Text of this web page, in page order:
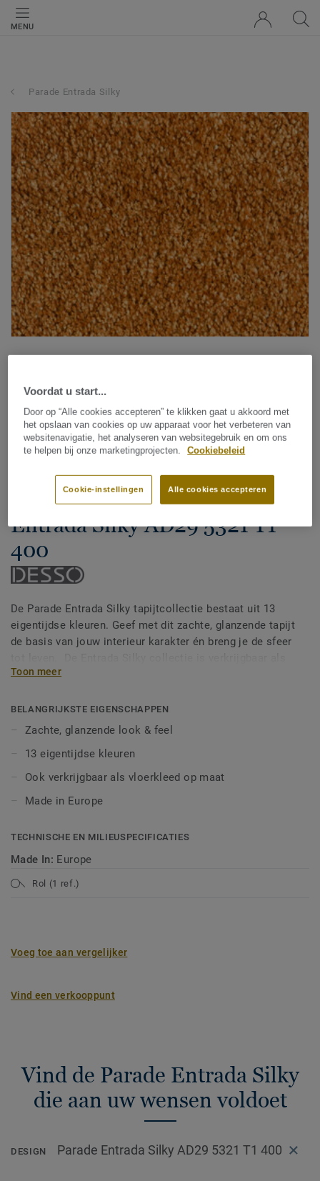
MENU
Parade Entrada Silky
Bekijk alle designs (13)
Kamerbreed tapijt|Vloerkleden op maat
Parade Entrada Silky - Parade
Entrada Silky AD29 5321 T1
400
De Parade Entrada Silky tapijtcollectie bestaat uit 13
eigentijdse kleuren. Geef met dit zachte, glanzende tapijt
de basis van jouw interieur karakter én breng je de sfeer
kamerbreed tapijt en vloerkleed op maat.
Toon meer
BELANGRIJKSTE EIGENSCHAPPEN
Zachte, glanzende look & feel
13 eigentijdse kleuren
Ook verkrijgbaar als vloerkleed op maat
Made in Europe
TECHNISCHE EN MILIEUSPECIFICATIES
Made In: Europe
Rol (1 ref.)
Voeg toe aan vergelijker
Vind een verkooppunt
Vind de Parade Entrada Silky
die aan uw wensen voldoet
DESIGN Parade Entrada Silky AD29 5321 T1 400
Voordat u start...
Door op “Alle cookies accepteren” te klikken gaat u akkoord met
het opslaan van cookies op uw apparaat voor het verbeteren van
websitenavigatie, het analyseren van websitegebruik en om ons
te helpen bij onze marketingprojecten.
Cookiebeleid
Alle cookies accepteren
Cookie-instellingen